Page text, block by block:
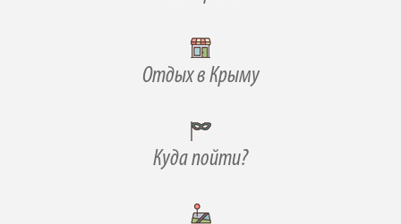
Отдых в Крыму
Куда пойти?